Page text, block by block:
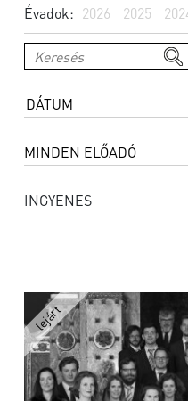
Évadok: 2026 2025
INGYENES